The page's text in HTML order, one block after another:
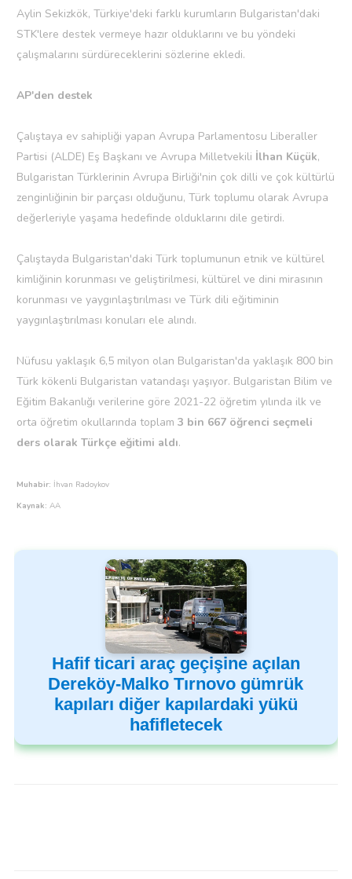
Aylin Sekizkök, Türkiye'deki farklı kurumların Bulgaristan'daki
STK'lere destek vermeye hazır olduklarını ve bu yöndeki
çalışmalarını sürdüreceklerini sözlerine ekledi.
AP'den destek
Çalıştaya ev sahipliği yapan Avrupa Parlamentosu Liberaller
Partisi (ALDE) Eş Başkanı ve Avrupa Milletvekili İlhan Küçük,
Bulgaristan Türklerinin Avrupa Birliği'nin çok dilli ve çok kültürlü
zenginliğinin bir parçası olduğunu, Türk toplumu olarak Avrupa
değerleriyle yaşama hedefinde olduklarını dile getirdi.
Çalıştayda Bulgaristan'daki Türk toplumunun etnik ve kültürel
kimliğinin korunması ve geliştirilmesi, kültürel ve dini mirasının
korunması ve yaygınlaştırılması ve Türk dili eğitiminin
yaygınlaştırılması konuları ele alındı.
Nüfusu yaklaşık 6,5 milyon olan Bulgaristan'da yaklaşık 800 bin
Türk kökenli Bulgaristan vatandaşı yaşıyor. Bulgaristan Bilim ve
Eğitim Bakanlığı verilerine göre 2021-22 öğretim yılında ilk ve
orta öğretim okullarında toplam 3 bin 667 öğrenci seçmeli
ders olarak Türkçe eğitimi aldı.
Muhabir: İhvan Radoykov
Kaynak: AA
Hafif ticari araç geçişine açılan
Dereköy-Malko Tırnovo gümrük
kapıları diğer kapılardaki yükü
hafifletecek